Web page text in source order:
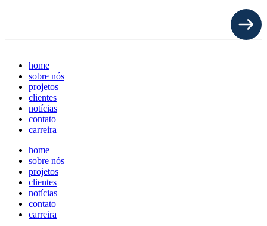
home
sobre nós
projetos
clientes
notícias
contato
carreira
home
sobre nós
projetos
clientes
notícias
contato
carreira